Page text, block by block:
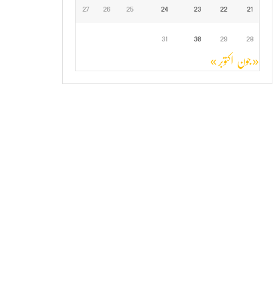
21
22
23
24
25
26
27
28
29
30
31
« جون اکتوبر »